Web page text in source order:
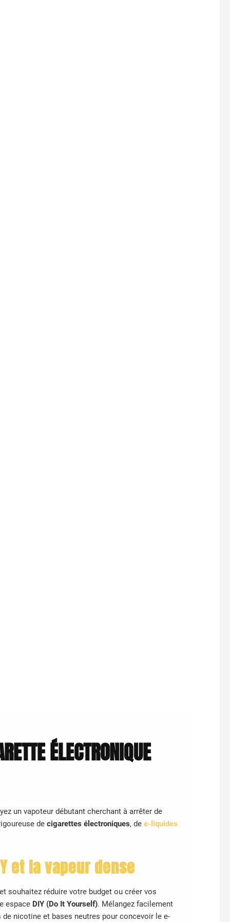
ÉLECTRONIQUE
un vapoteur débutant cherchant à arrêter de
de cigarettes électroniques, de e-liquides
et la vapeur dense
souhaitez réduire votre budget ou créer vos
espace DIY (Do It Yourself). Mélangez facilement
nicotine et bases neutres pour concevoir le e-